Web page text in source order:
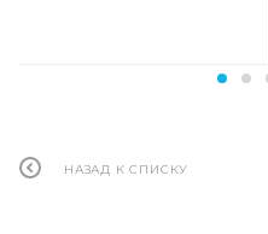
НАЗАД К СПИСКУ